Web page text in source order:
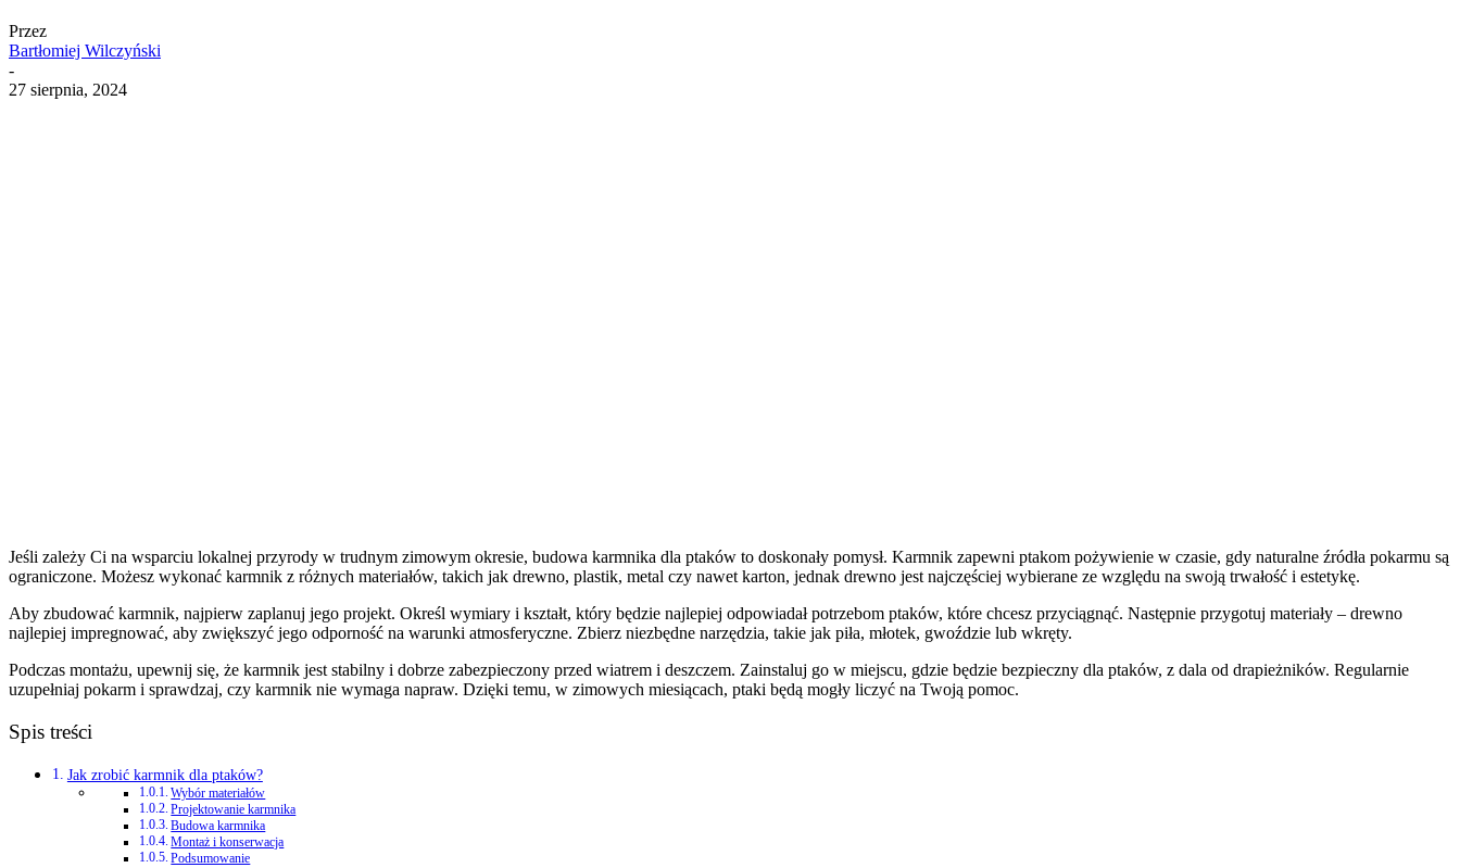
Przez
Bartłomiej Wilczyński
-
27 sierpnia, 2024
Jeśli zależy Ci na wsparciu lokalnej przyrody w trudnym zimowym okresie, budowa karmnika dla ptaków to doskonały pomysł. Karmnik zapewni ptakom pożywienie w czasie, gdy naturalne źródła pokarmu są
ograniczone. Możesz wykonać karmnik z różnych materiałów, takich jak drewno, plastik, metal czy nawet karton, jednak drewno jest najczęściej wybierane ze względu na swoją trwałość i estetykę.
Aby zbudować karmnik, najpierw zaplanuj jego projekt. Określ wymiary i kształt, który będzie najlepiej odpowiadał potrzebom ptaków, które chcesz przyciągnąć. Następnie przygotuj materiały – drewno
najlepiej impregnować, aby zwiększyć jego odporność na warunki atmosferyczne. Zbierz niezbędne narzędzia, takie jak piła, młotek, gwoździe lub wkręty.
Podczas montażu, upewnij się, że karmnik jest stabilny i dobrze zabezpieczony przed wiatrem i deszczem. Zainstaluj go w miejscu, gdzie będzie bezpieczny dla ptaków, z dala od drapieżników. Regularnie
uzupełniaj pokarm i sprawdzaj, czy karmnik nie wymaga napraw. Dzięki temu, w zimowych miesiącach, ptaki będą mogły liczyć na Twoją pomoc.
Spis treści
Jak zrobić karmnik dla ptaków?
Wybór materiałów
Projektowanie karmnika
Budowa karmnika
Montaż i konserwacja
Podsumowanie